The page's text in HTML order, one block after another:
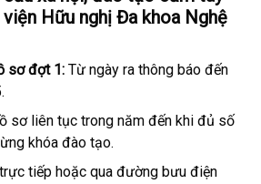
Hữu nghị Đa khoa Nghệ
sơ đợt 1: Từ ngày ra thông báo đến
sơ liên tục trong năm đến khi đủ số
khóa đào tạo.
tiếp hoặc qua đường bưu điện